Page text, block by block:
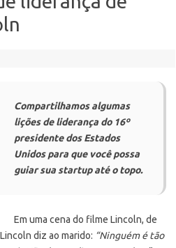
Compartilhamos algumas
lições de liderança do 16º
presidente dos Estados
Unidos para que você possa
guiar sua startup até o topo.
Em uma cena do filme Lincoln, de
diz ao marido: “Ninguém é tão